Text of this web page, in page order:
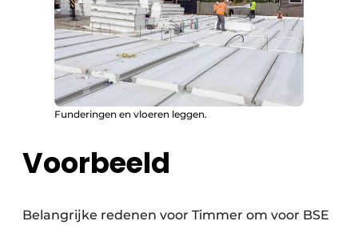
Funderingen en vloeren leggen.
Voorbeeld
Belangrijke redenen voor Timmer om voor BSE